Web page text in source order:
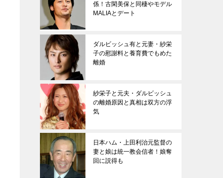
係！古閑美保と同棲やモデル
MALIAとデート
ダルビッシュ有と元妻・紗栄
子の慰謝料と養育費でもめた
離婚
紗栄子と元夫・ダルビッシュ
の離婚原因と真相は双方の浮
気
日本ハム・上田利治元監督の
妻と娘は統一教会信者！娘奪
回に説得も